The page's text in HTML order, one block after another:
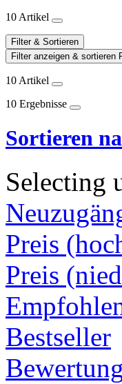
10 Artikel
Filter & Sortieren
Filter anzeigen & sortieren
10 Artikel
10 Ergebnisse
Sortieren
Selecting
Preis
Preis
Bestseller
Bewertung